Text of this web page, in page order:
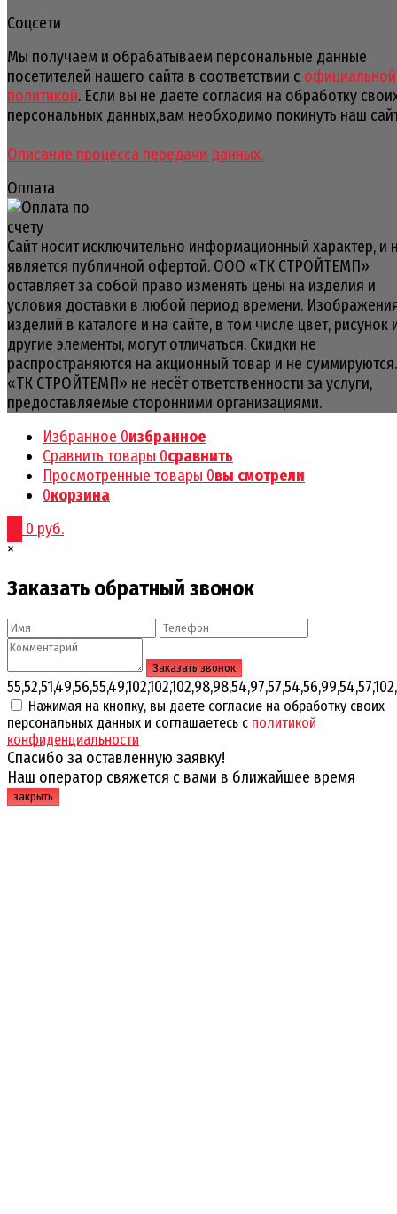
Соцсети
Мы получаем и обрабатываем персональные данные
посетителей нашего сайта в соответствии с официальной
политикой. Если вы не даете согласия на обработку
персональных данных,вам необходимо покинуть наш
Описание процесса передачи данных.
Оплата
Сайт носит исключительно информационный характер, и
является публичной офертой. ООО «ТК СТРОЙТЕМП»
оставляет за собой право изменять цены на изделия и
условия доставки в любой период времени.
изделий в каталоге и на сайте, в том числе цвет, рисунок
другие элементы, могут отличаться. Скидки не
распространяются на акционный товар и не
«ТК СТРОЙТЕМП» не несёт ответственности за услуги,
предоставляемые сторонними организациями.
Избранное 0избранное
Сравнить товары 0сравнить
Просмотренные товары 0вы смотрели
0корзина
0 руб.
×
Заказать обратный звонок
Нажимая на кнопку, вы даете согласие на обработку своих
персональных данных и соглашаетесь с политикой
конфиденциальности
Спасибо за оставленную заявку!
Наш оператор свяжется с вами в ближайшее время
закрыть